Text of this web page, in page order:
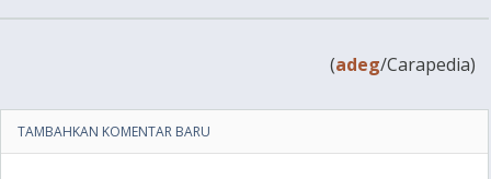
(adeg/Carapedia)
TAMBAHKAN KOMENTAR BARU